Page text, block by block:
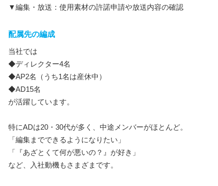
▼編集・放送：使用素材の許諾申請や放送内容の確認
配属先の編成
当社では
◆ディレクター4名
◆AP2名（うち1名は産休中）
◆AD15名
が活躍しています。
特にADは20・30代が多く、中途メンバーがほとんど。
「編集までできるようになりたい」
「『あざとくて何が悪いの？』が好き」
など、入社動機もさまざまです。